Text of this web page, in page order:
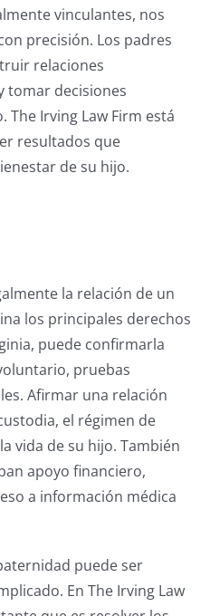
vinculantes, nos
precisión. Los padres
relaciones
tomar decisiones
Irving Law Firm está
resultados que
de su hijo.
la relación de un
los principales derechos
puede confirmarla
pruebas
Afirmar una relación
el régimen de
vida de su hijo. También
apoyo financiero,
a información médica
puede ser
En The Irving Law